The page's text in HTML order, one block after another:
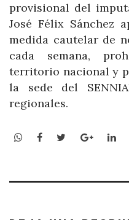
provisional del
José Félix Sánchez
medida cautelar de
cada semana,
territorio nacional y
la sede del
regionales.
WhatsApp
Facebook
Twitter